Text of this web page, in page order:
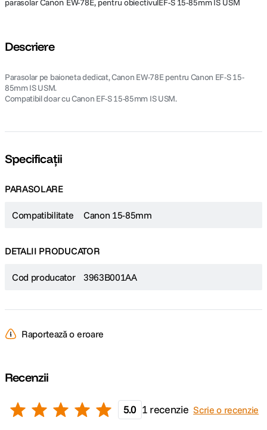
parasolarCanon EW-78E,pentru obiectivulEF-S 15-85mm IS USM
Descriere
Parasolar pe baioneta dedicat, Canon EW-78E pentru Canon EF-S 15-
85mm IS USM.
Compatibil doar cu Canon EF-S 15-85mm IS USM.
Specificații
PARASOLARE
Compatibilitate Canon 15-85mm
DETALII PRODUCATOR
Cod producator 3963B001AA
Raportează o eroare
Recenzii
5.0 1 recenzie Scrie o recenzie